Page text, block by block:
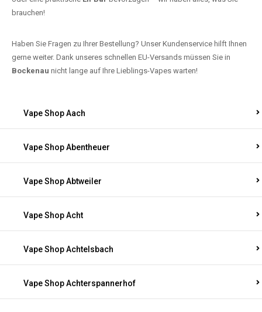
brauchen!
Haben Sie Fragen zu Ihrer Bestellung? Unser Kundenservice hilft Ihnen
gerne weiter. Dank unseres schnellen EU-Versands müssen Sie in
Bockenau nicht lange auf Ihre Lieblings-Vapes warten!
Vape Shop Aach
Vape Shop Abentheuer
Vape Shop Abtweiler
Vape Shop Acht
Vape Shop Achtelsbach
Vape Shop Achterspannerhof